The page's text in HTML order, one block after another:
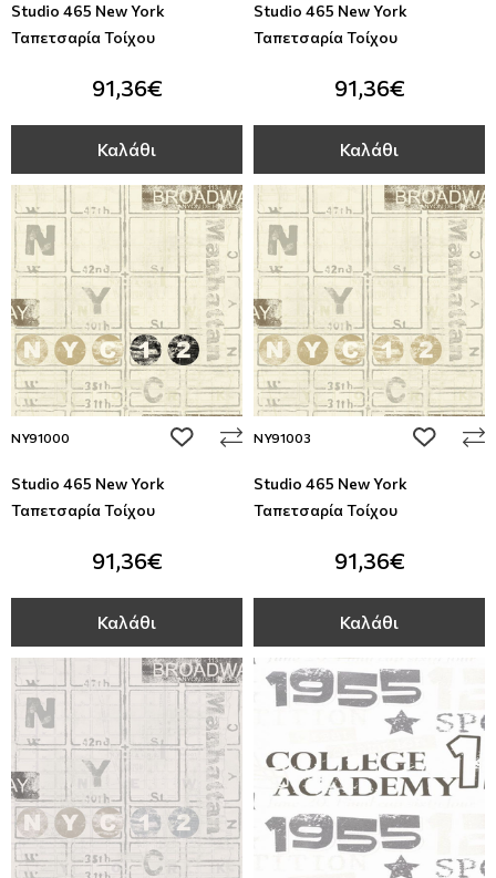
Studio 465 New York
Ταπετσαρία Τοίχου
91,36€
Καλάθι
Studio 465 New York
Ταπετσαρία Τοίχου
91,36€
Καλάθι
NY91000 add to wishlist
Studio 465 New York
Ταπετσαρία Τοίχου
91,36€
Καλάθι
NY91003 add to
Studio 465 New York
Ταπετσαρία Τοίχου
91,36€
Καλάθι